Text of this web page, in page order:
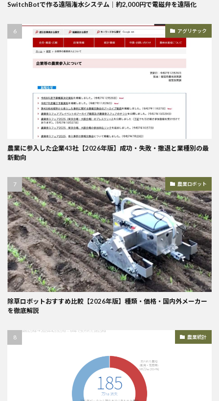
SwitchBotで作る遠隔潅水システム｜約2,000円で電磁弁を遠隔化
アグリテック
農業に参入した企業43社【2026年版】成功・失敗・撤退と業種別の最
新動向
農業ロボット
除草ロボットおすすめ比較【2026年版】種類・価格・国内外メーカー
を徹底解説
農業統計